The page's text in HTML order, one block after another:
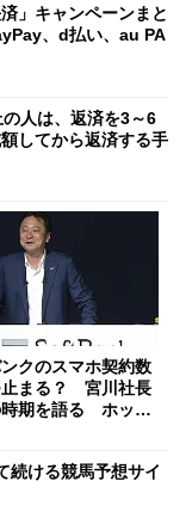
」キャンペーンまと
、d払い、au PA
人は、返済を3～6
してから返済する手
クのスマホ契約数
止まる？ 宮川社長
時期を語る ホッピ
続ける競馬予想サイ